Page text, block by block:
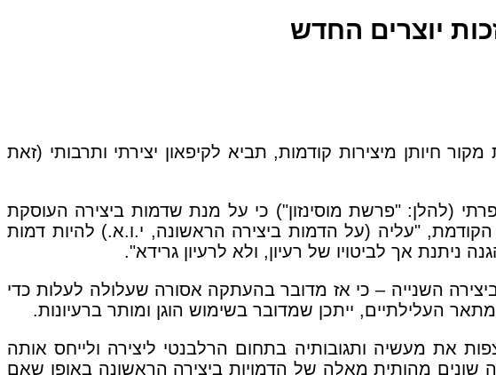
יוצרים החדש
חיותן מיצירות קודמות, תביא לקיפאון יצירתי ותרבותי (זאת
(כבוד סגן הנשיא י' זפט) קבע בת.א. 1437/02 מוסינזון נ' האפרתי (להלן: "פרשת מוסינזון") כי על מנת שדמות ביצירה העוסקת
הקודמת, "עליה (על הדמות ביצירה הראשונה, י.ו.א.) להיות דמות
אך לביטויו של רעיון, ולא לרעיון גרידא".
השנייה – כי אז מדובר בהעתקה אסורה שעלולה לעלות כדי
העלילתיים, ייתכן שמדובר בשימוש הוגן ומותר ברעיונות.
את מעשיה ותגובותיה בתחום הרלבנטי ליצירה ולייחס אותה
שונים מהותית מאלה של הדמויות ביצירה הראשונה באופן שאם